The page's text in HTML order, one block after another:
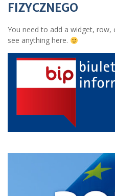
FIZYCZNEGO
You need to add a widget, row,
see anything here.